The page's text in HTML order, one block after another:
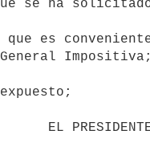
Impositiva;